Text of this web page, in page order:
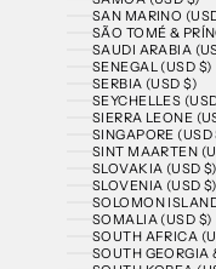
SAN MARINO
SÃO TOMÉ &
SAUDI ARABIA
SENEGAL (USD $)
SERBIA (USD $)
SEYCHELLES
SIERRA LEONE
SINGAPORE (USD
SINT MAARTEN
SLOVAKIA (USD $)
SLOVENIA (USD $)
SOLOMON
SOMALIA (USD $)
SOUTH AFRICA
SOUTH GEORGIA